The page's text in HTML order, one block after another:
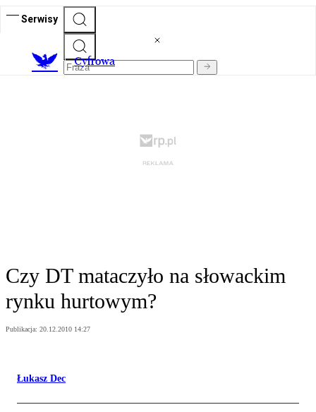
Serwisy
Cyfrowa
Czy DT mataczyło na słowackim
rynku hurtowym?
Publikacja: 20.12.2010 14:27
Łukasz Dec